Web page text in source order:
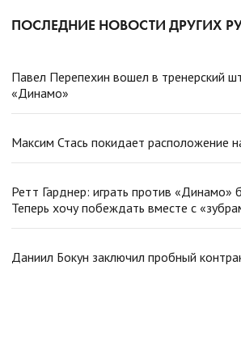
ПОСЛЕДНИЕ НОВОСТИ ДРУГИХ
Павел Перепехин вошел в тренерский
«Динамо»
Максим Стась покидает расположение
Ретт Гарднер: играть против «Динамо»
Теперь хочу побеждать вместе с
Даниил Бокун заключил пробный